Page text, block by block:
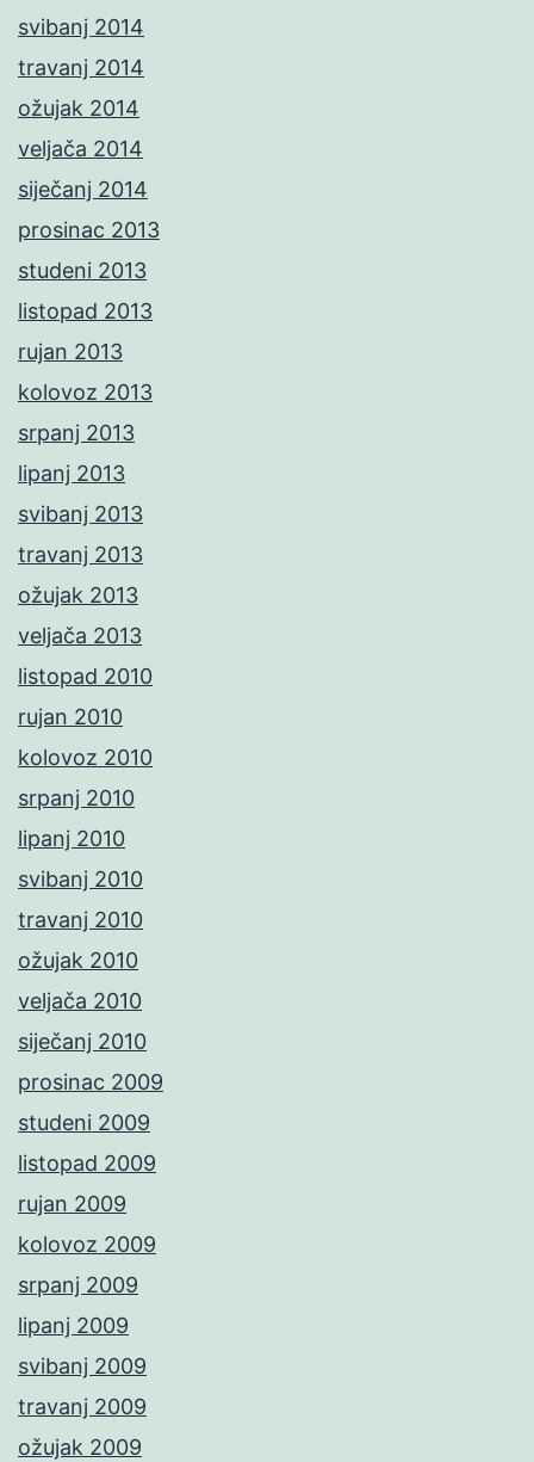
svibanj 2014
travanj 2014
ožujak 2014
veljača 2014
siječanj 2014
prosinac 2013
studeni 2013
listopad 2013
rujan 2013
kolovoz 2013
srpanj 2013
lipanj 2013
svibanj 2013
travanj 2013
ožujak 2013
veljača 2013
listopad 2010
rujan 2010
kolovoz 2010
srpanj 2010
lipanj 2010
svibanj 2010
travanj 2010
ožujak 2010
veljača 2010
siječanj 2010
prosinac 2009
studeni 2009
listopad 2009
rujan 2009
kolovoz 2009
srpanj 2009
lipanj 2009
svibanj 2009
travanj 2009
ožujak 2009